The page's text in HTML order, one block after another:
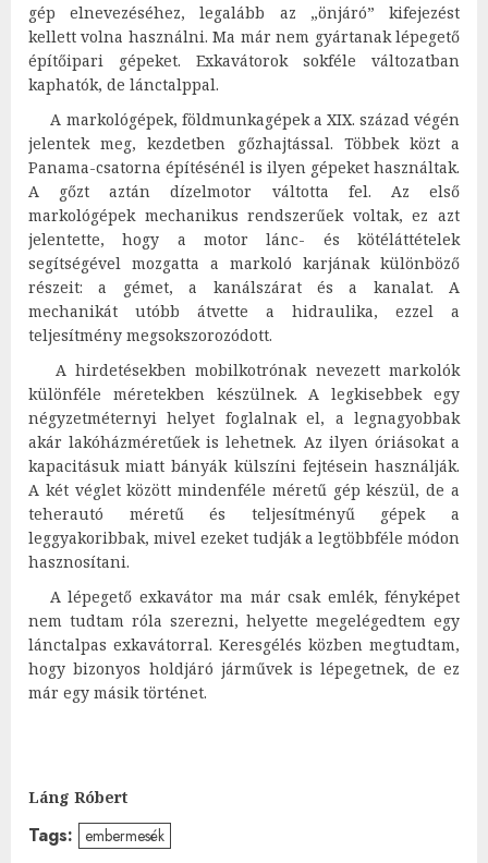
gép elnevezéséhez, legalább az „önjáró” kifejezést
kellett volna használni. Ma már nem gyártanak lépegető
építőipari gépeket. Exkavátorok sokféle változatban
kaphatók, de lánctalppal.
A markológépek, földmunkagépek a XIX. század végén
jelentek meg, kezdetben gőzhajtással. Többek közt a
Panama-csatorna építésénél is ilyen gépeket használtak.
A gőzt aztán dízelmotor váltotta fel. Az első
markológépek mechanikus rendszerűek voltak, ez azt
jelentette, hogy a motor lánc- és kötéláttételek
segítségével mozgatta a markoló karjának különböző
részeit: a gémet, a kanálszárat és a kanalat. A
mechanikát utóbb átvette a hidraulika, ezzel a
teljesítmény megsokszorozódott.
A hirdetésekben mobilkotrónak nevezett markolók
különféle méretekben készülnek. A legkisebbek egy
négyzetméternyi helyet foglalnak el, a legnagyobbak
akár lakóházméretűek is lehetnek. Az ilyen óriásokat a
kapacitásuk miatt bányák külszíni fejtésein használják.
A két véglet között mindenféle méretű gép készül, de a
teherautó méretű és teljesítményű gépek a
leggyakoribbak, mivel ezeket tudják a legtöbbféle módon
hasznosítani.
A lépegető exkavátor ma már csak emlék, fényképet
nem tudtam róla szerezni, helyette megelégedtem egy
lánctalpas exkavátorral. Keresgélés közben megtudtam,
hogy bizonyos holdjáró járművek is lépegetnek, de ez
már egy másik történet.
Láng Róbert
Tags: embermesék